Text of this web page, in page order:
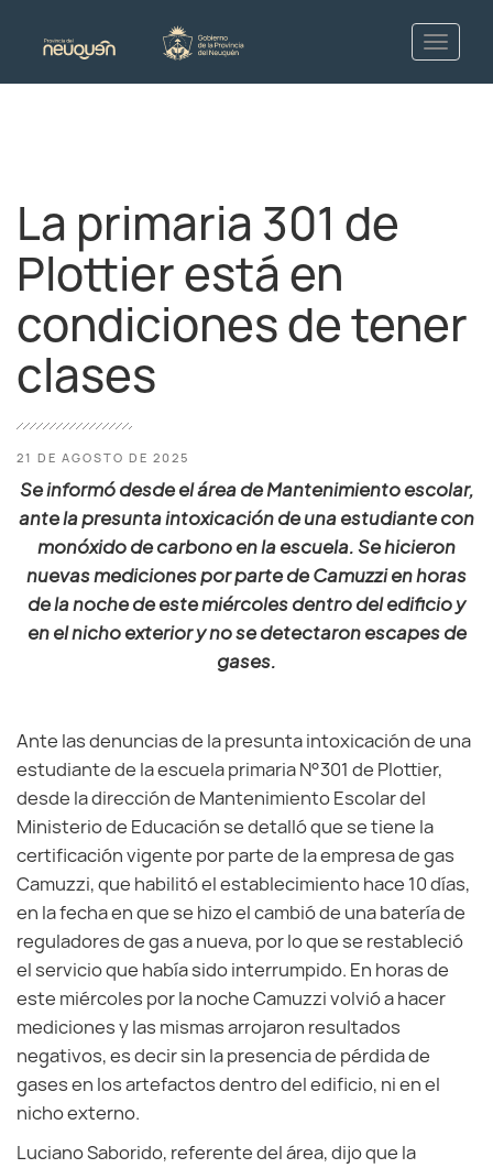
La primaria 301 de
Plottier está en
condiciones de tener
clases
21 DE AGOSTO DE 2025
Se informó desde el área de Mantenimiento escolar,
ante la presunta intoxicación de una estudiante con
monóxido de carbono en la escuela. Se hicieron
nuevas mediciones por parte de Camuzzi en horas
de la noche de este miércoles dentro del edificio y
en el nicho exterior y no se detectaron escapes de
gases.
Ante las denuncias de la presunta intoxicación de una
estudiante de la escuela primaria N°301 de Plottier,
desde la dirección de Mantenimiento Escolar del
Ministerio de Educación se detalló que se tiene la
certificación vigente por parte de la empresa de gas
Camuzzi, que habilitó el establecimiento hace 10 días,
en la fecha en que se hizo el cambió de una batería de
reguladores de gas a nueva, por lo que se restableció
el servicio que había sido interrumpido. En horas de
este miércoles por la noche Camuzzi volvió a hacer
mediciones y las mismas arrojaron resultados
negativos, es decir sin la presencia de pérdida de
gases en los artefactos dentro del edificio, ni en el
nicho externo.
Luciano Saborido, referente del área, dijo que la